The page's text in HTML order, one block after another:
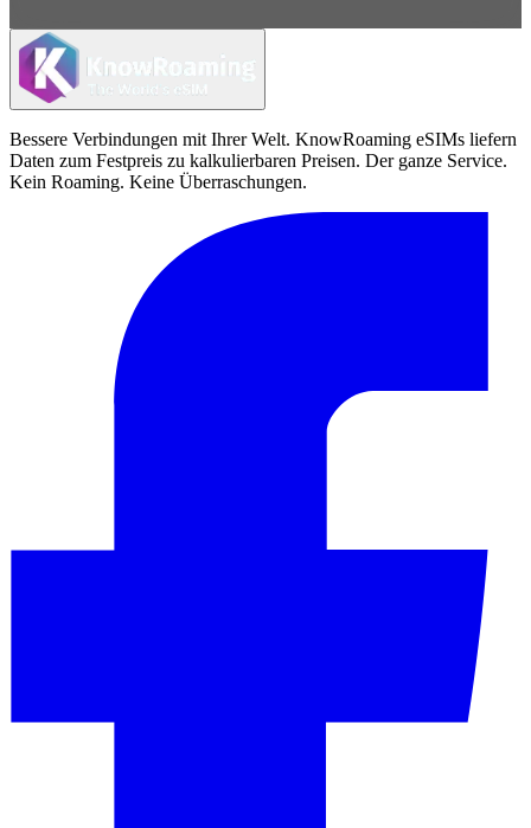
Bessere Verbindungen mit Ihrer Welt. KnowRoaming eSIMs liefern
Daten zum Festpreis zu kalkulierbaren Preisen. Der ganze Service.
Kein Roaming. Keine Überraschungen.